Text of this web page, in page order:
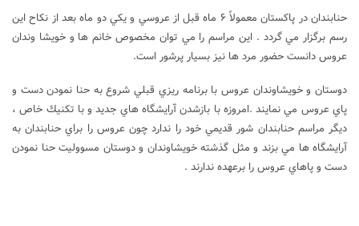
حنابندان در پاكستان معمولاً ۶ ماه قبل از عروسي و يكي دو ماه بعد از نكاح اين
رسم برگزار مي گردد . اين مراسم را مي توان مخصوص خانم ها و خويشا وندان
عروس دانست حضور مرد ها نيز بسيار پرشور است.
دوستان و خويشاوندان عروس با برنامه ريزي قبلي شروع به حنا نمودن دست و
پاي عروس مي نمايند .امروزه با بازشدن آرايشگاه هاي جديد و با تكنيك خاص ،
ديگر مراسم حنابندان شور قديمي خود را ندارد چون عروس را براي حنابندان به
آرايشگاه ها مي بزند و مثل گذشته خويشاوندان و دوستان مسووليت حنا نمودن
دست و پاهاي عروس را برعهده ندارند .